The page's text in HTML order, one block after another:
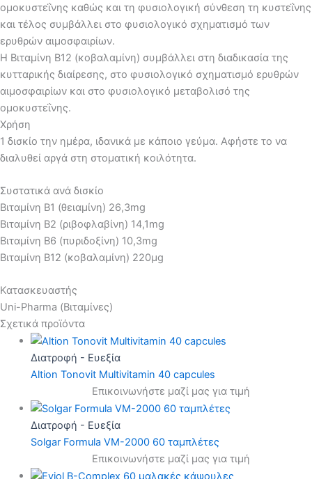
ομοκυστεΐνης καθώς και τη φυσιολογική σύνθεση τη κυστεΐνης
και τέλος συμβάλλει στο φυσιολογικό σχηματισμό των
ερυθρών αιμοσφαιρίων.
Η Βιταμίνη Β12 (κοβαλαμίνη) συμβάλλει στη διαδικασία της
κυτταρικής διαίρεσης, στο φυσιολογικό σχηματισμό ερυθρών
αιμοσφαιρίων και στο φυσιολογικό μεταβολισό της
ομοκυστεΐνης.
Χρήση
1 δισκίο την ημέρα, ιδανικά με κάποιο γεύμα. Αφήστε το να
διαλυθεί αργά στη στοματική κοιλότητα.
Συστατικά ανά δισκίο
Βιταμίνη Β1 (θειαμίνη) 26,3mg
Βιταμίνη Β2 (ριβοφλαβίνη) 14,1mg
Βιταμίνη Β6 (πυριδοξίνη) 10,3mg
Βιταμίνη Β12 (κοβαλαμίνη) 220μg
Κατασκευαστής
Uni-Pharma (Βιταμίνες)
Σχετικά προϊόντα
Διατροφή - Ευεξία
Altion Tonovit Multivitamin 40 capcules
Επικοινωνήστε μαζί μας για τιμή
Διατροφή - Ευεξία
Solgar Formula VM-2000 60 ταμπλέτες
Επικοινωνήστε μαζί μας για τιμή